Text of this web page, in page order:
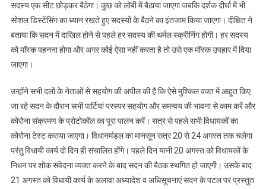
सदस्य एक सीट छोड़कर बैठेगा। कुछ को लॉबी में बैठाया जाएगा जबकि दर्शक दीर्घा में भी
सोशल डिस्टेंसिंग का ध्यान रखते हुए सदस्यों के बैठने का इंतजाम किया जाएगा। दीक्षित ने
बताया कि सदन में दाखिल होने से पहले हर सदस्य की थर्मल स्क्रीनिंग होगी। हर सदस्य
को मॉस्क पहनना होगा और अगर कोई ऐसा नहीं करता है तो उसे एक मॉस्क उपहार में दिया
जाएगा।
उन्होंने सभी दलों के नेताओं से सहयोग की अपील की है कि ऐसे मुश्किल वक्त में आहूत किए
जा रहे सदन के दौरान सभी पार्टियां परस्पर सहयोग और समन्वय की भावना से काम करें और
कोरोना संक्रमण के प्रोटोकॉल का पूरा पालन करें। सत्र से पहले सभी विधायकों का
कोरोना टेस्ट कराया जाएगा। विधानमंडल का मानसून सत्र 20 से 24 अगस्त तक चलेगा
परंतु विधायी कार्य दो दिन ही संचालित होंगे। पहले दिन यानी 20 अगस्त को विधायकों के
निधन पर शोक संवेदना व्यक्त करने के बाद सदन की बैठक स्थगित हो जाएगी। उसके बाद
21 अगस्त को विधायी कार्य के अलावा अध्यादेश व अधिसूचनाएं सदन के पटल पर प्रस्तुत